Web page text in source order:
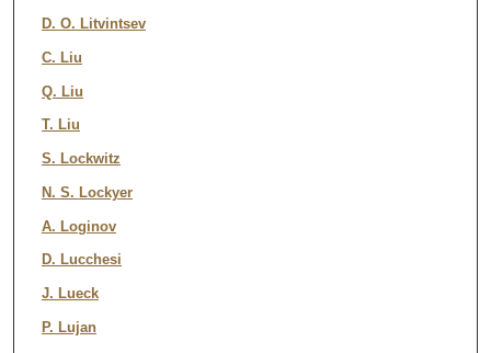
D. O. Litvintsev
C. Liu
Q. Liu
T. Liu
S. Lockwitz
N. S. Lockyer
A. Loginov
D. Lucchesi
J. Lueck
P. Lujan